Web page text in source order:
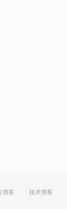
博客 技术博客